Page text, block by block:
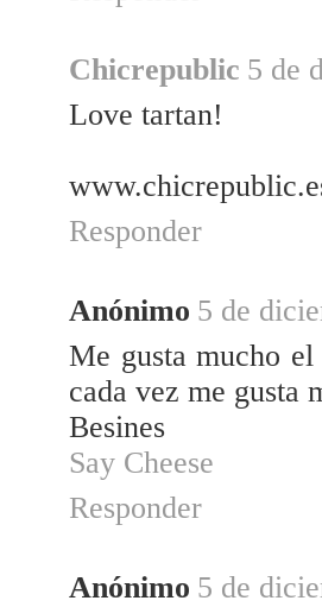
Chicrepublic 5 de
Love tartan!
Responder
Anónimo 5 de
Me gusta mucho
cada vez me gusta
Besines
Say Cheese
Responder
Anónimo 5 de